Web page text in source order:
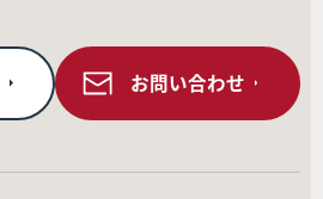
お問い合わせ